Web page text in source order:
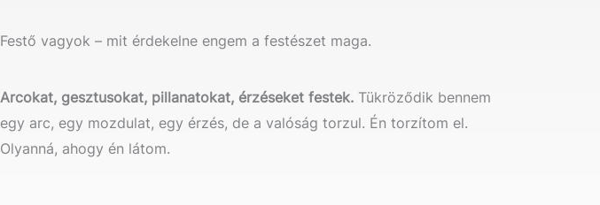
Festő vagyok – mit érdekelne engem a festészet maga.
Arcokat, gesztusokat, pillanatokat, érzéseket festek.Tükröződik bennem
egy arc, egy mozdulat, egy érzés, de a valóság torzul. Én torzítom el.
Olyanná, ahogy én látom.